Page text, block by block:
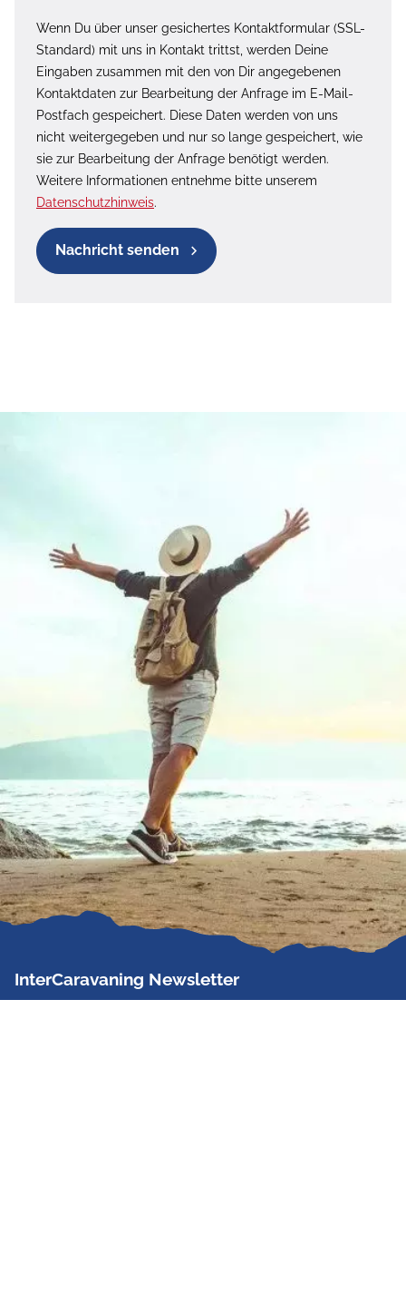
Wenn Du über unser gesichertes Kontaktformular (SSL-
Standard) mit uns in Kontakt trittst, werden Deine
Eingaben zusammen mit den von Dir angegebenen
Kontaktdaten zur Bearbeitung der Anfrage im E-Mail-
Postfach gespeichert. Diese Daten werden von uns
nicht weitergegeben und nur so lange gespeichert, wie
sie zur Bearbeitung der Anfrage benötigt werden.
Weitere Informationen entnehme bitte unserem
Datenschutzhinweis.
Nachricht senden
InterCaravaning Newsletter